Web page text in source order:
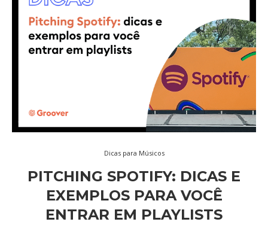
Dicas para Músicos
PITCHING SPOTIFY: DICAS E
EXEMPLOS PARA VOCÊ
ENTRAR EM PLAYLISTS